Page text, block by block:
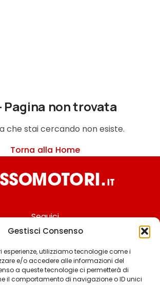
Gestisci Consenso
esperienze, utilizziamo tecnologie come i
e/o accedere alle informazioni del
a queste tecnologie ci permetterà di
il comportamento di navigazione o ID unici
Pagina non trovata
che stai cercando non esiste.
Torna alla Home
Seguici
Chi siamo